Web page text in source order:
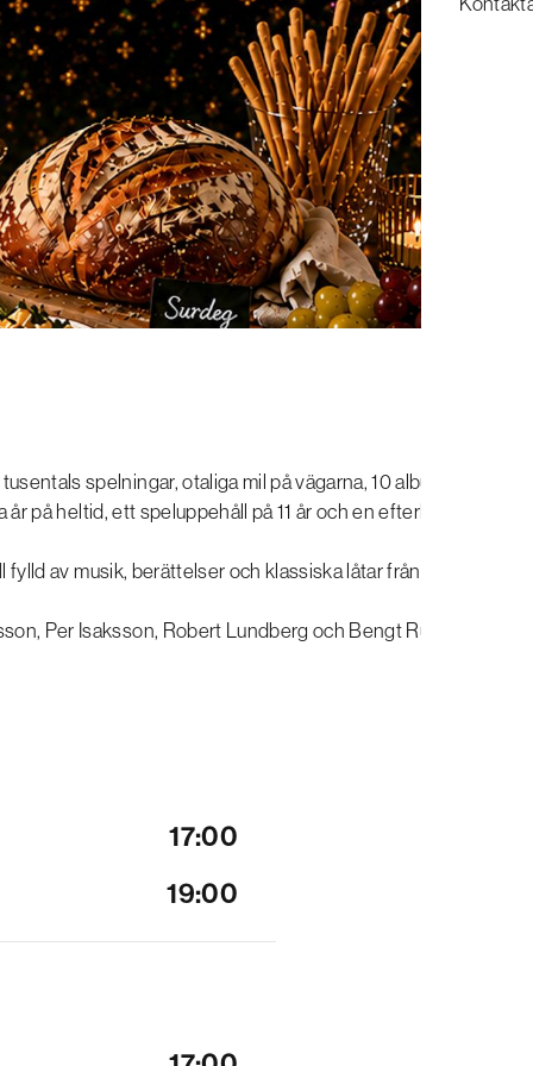
spelningar, otaliga mil på vägarna, 10 album och en
på heltid, ett speluppehåll på 11 år och en efterlängtad
av musik, berättelser och klassiska låtar från ett av
Per Isaksson, Robert Lundberg och Bengt Ruthström.
17:00
19:00